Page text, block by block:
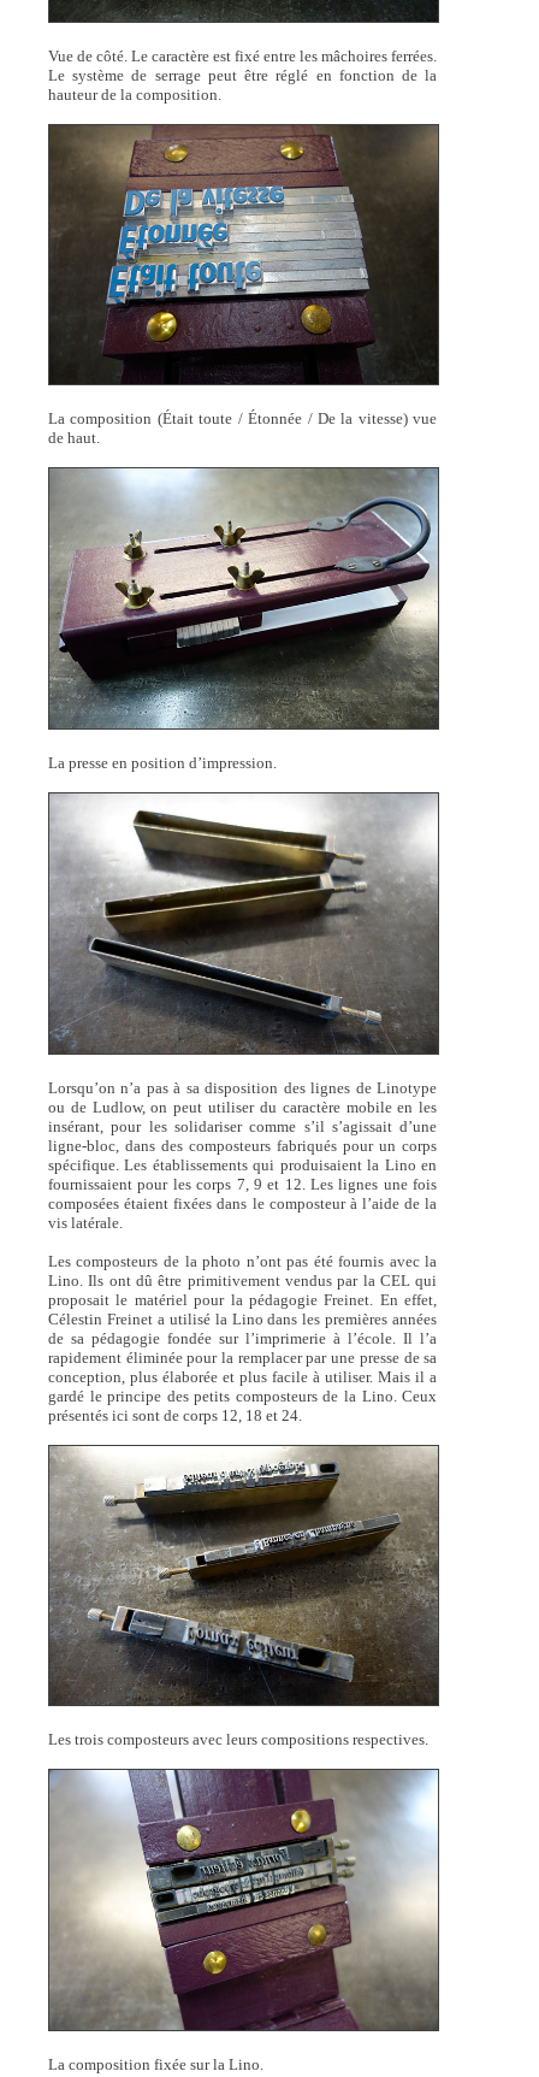
Vue de côté. Le caractère est fixé entre les mâchoires ferrées.
Le système de serrage peut être réglé en fonction de la
hauteur de la composition.
La composition (Était toute / Étonnée / De la vitesse) vue
de haut.
La presse en position d’impression.
Lorsqu’on n’a pas à sa disposition des lignes de Linotype
ou de Ludlow, on peut utiliser du caractère mobile en les
insérant, pour les solidariser comme s’il s’agissait d’une
ligne-bloc, dans des composteurs fabriqués pour un corps
spécifique. Les établissements qui produisaient la Lino en
fournissaient pour les corps 7, 9 et 12. Les lignes une fois
composées étaient fixées dans le composteur à l’aide de la
vis latérale.
Les composteurs de la photo n’ont pas été fournis avec la
Lino. Ils ont dû être primitivement vendus par la CEL qui
proposait le matériel pour la pédagogie Freinet. En effet,
Célestin Freinet a utilisé la Lino dans les premières années
de sa pédagogie fondée sur l’imprimerie à l’école. Il l’a
rapidement éliminée pour la remplacer par une presse de sa
conception, plus élaborée et plus facile à utiliser. Mais il a
gardé le principe des petits composteurs de la Lino. Ceux
présentés ici sont de corps 12, 18 et 24.
Les trois composteurs avec leurs compositions respectives.
La composition fixée sur la Lino.